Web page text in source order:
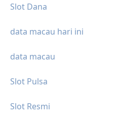
Slot Dana
data macau hari ini
data macau
Slot Pulsa
Slot Resmi